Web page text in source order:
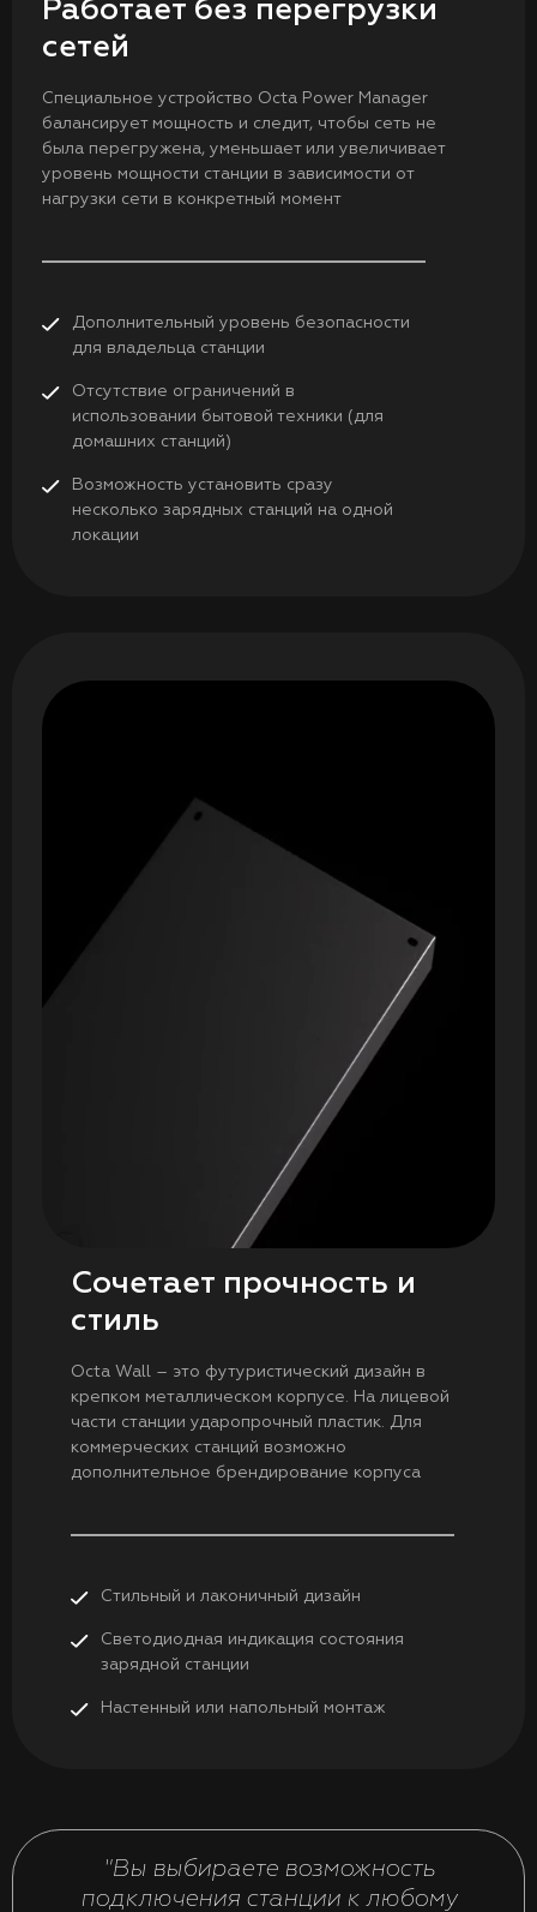
Работает без перегрузки
сетей
Специальное устройство Octa Power Manager
балансирует мощность и следит, чтобы сеть не
была перегружена, уменьшает или увеличивает
уровень мощности станции в зависимости от
нагрузки сети в конкретный момент
Дополнительный уровень безопасности
для владельца станции
Отсутствие ограничений в
использовании бытовой техники (для
домашних станций)
Возможность установить сразу
несколько зарядных станций на одной
локации
Сочетает прочность и
стиль
Octa Wall – это футуристический дизайн в
крепком металлическом корпусе. На лицевой
части станции ударопрочный пластик. Для
коммерческих станций возможно
дополнительное брендирование корпуса
Стильный и лаконичный дизайн
Светодиодная индикация состояния
зарядной станции
Настенный или напольный монтаж
"Вы выбираете возможность
подключения станции к любому